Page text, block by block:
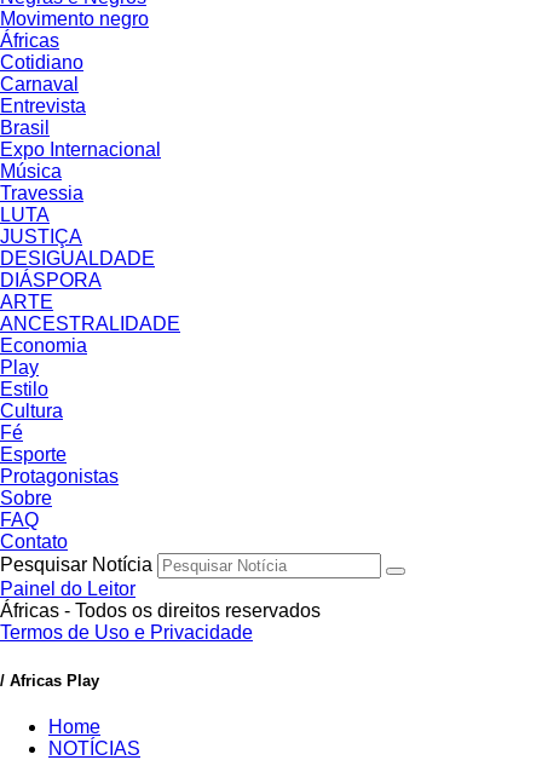
Movimento negro
Áfricas
Cotidiano
Carnaval
Entrevista
Brasil
Expo Internacional
Música
Travessia
LUTA
JUSTIÇA
DESIGUALDADE
DIÁSPORA
ARTE
ANCESTRALIDADE
Economia
Play
Estilo
Cultura
Fé
Esporte
Protagonistas
Sobre
FAQ
Contato
Pesquisar Notícia
Painel do Leitor
Áfricas - Todos os direitos reservados
Termos de Uso e Privacidade
/ Africas Play
Home
NOTÍCIAS